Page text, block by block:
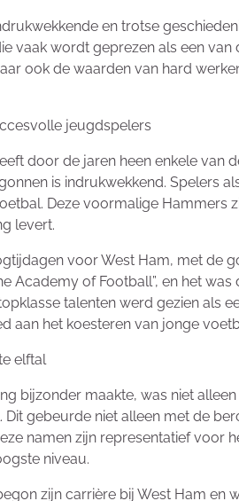
en trotse
vaak wordt geprezen als een
ook de waarden van hard
jeugdspelers
door de jaren heen enkele
is indrukwekkend. Spelers
Deze voormalige
levert.
voor West Ham, met
Academy of Football”, en het
talenten werd gezien als
aan het koesteren van jonge
elftal
bijzonder maakte, was niet
gebeurde niet alleen met de
namen zijn representatief
niveau.
zijn carrière bij West Ham